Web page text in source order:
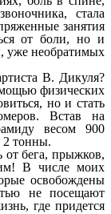
стала
занятия
от боли, но и
уже необратимых
В. Дикуля?
физических
но и стать
Встав на
весом 900
2 тонны.
от бега, прыжков,
В числе моих
освобождены
не посещают
где придется